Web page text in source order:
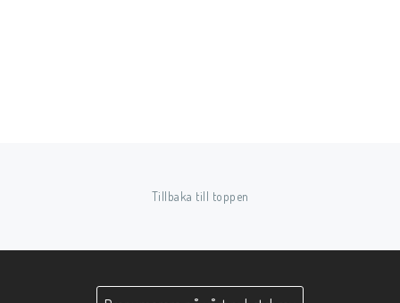
Tillbaka till toppen